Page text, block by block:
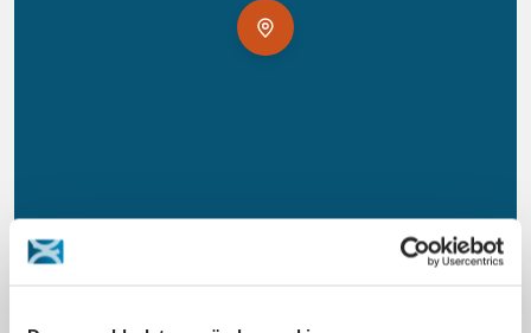
OpenStreetMapcontributors.